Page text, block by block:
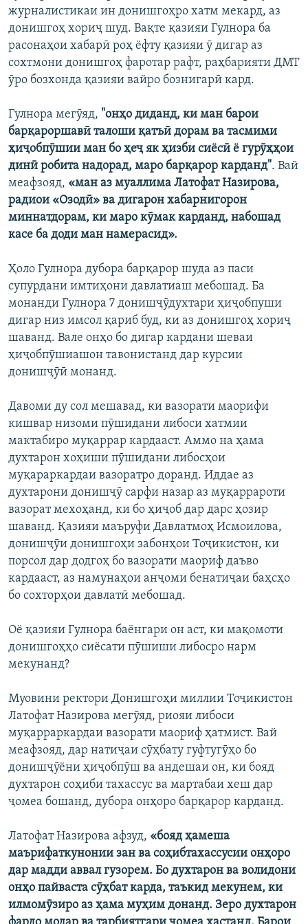
журналистикаи ин донишгоҳро хатм мекард, аз
донишгоҳ хориҷ шуд. Вақте қазияи Гулнора ба
расонаҳои хабарӣ роҳ ёфту қазияи ӯ дигар аз
сохтмони донишгоҳ фаротар рафт, раҳбарияти ДМТ
ӯро бозхонда қазияи вайро бознигарӣ кард.
Гулнора мегӯяд, "онҳо диданд, ки ман барои
барқароршавӣ талоши қатъӣ дорам ва тасмими
ҳиҷобпӯшии ман бо ҳеҷ як ҳизби сиёсӣ ё гурӯҳҳои
динӣ робита надорад, маро барқарор карданд". Вай
меафзояд, «ман аз муаллима Латофат Назирова,
радиои «Озодӣ» ва дигарон хабарнигорон
миннатдорам, ки маро кӯмак карданд, набошад
касе ба доди ман намерасид».
Ҳоло Гулнора дубора барқарор шуда аз паси
супурдани имтиҳони давлатиаш мебошад. Ба
монанди Гулнора 7 донишҷӯдухтари ҳиҷобпуши
дигар низ имсол қариб буд, ки аз донишгоҳ хориҷ
шаванд. Вале онҳо бо дигар кардани шеваи
ҳиҷобпӯшиашон тавонистанд дар курсии
донишҷӯӣ монанд.
Давоми ду сол мешавад, ки вазорати маорифи
кишвар низоми пӯшидани либоси хатмии
мактабиро муқаррар кардааст. Аммо на ҳама
духтарон хоҳиши пӯшидани либосҳои
муқараркардаи вазоратро доранд. Иддае аз
духтарони донишҷӯ сарфи назар аз муқаррароти
вазорат мехоҳанд, ки бо ҳиҷоб дар дарс ҳозир
шаванд. Қазияи маъруфи Давлатмоҳ Исмоилова,
донишҷӯи донишгоҳи забонҳои Тоҷикистон, ки
порсол дар додгоҳ бо вазорати маориф даъво
кардааст, аз намунаҳои анҷоми бенатиҷаи баҳсҳо
бо сохторҳои давлатӣ мебошад.
Оё қазияи Гулнора баёнгари он аст, ки мақомоти
донишгоҳҳо сиёсати пӯшиши либосро нарм
мекунанд?
Муовини ректори Донишгоҳи миллии Тоҷикистон
Латофат Назирова мегӯяд, риояи либоси
муқарраркардаи вазорати маориф ҳатмист. Вай
меафзояд, дар натиҷаи сӯҳбату гуфтугӯҳо бо
донишҷӯёни ҳиҷобпӯш ва андешаи он, ки бояд
духтарон соҳиби тахассус ва мартабаи хеш дар
ҷомеа бошанд, дубора онҳоро барқарор карданд.
Латофат Назирова афзуд, «бояд ҳамеша
маърифаткунонии зан ва соҳибтахассусии онҳоро
дар мадди аввал гузорем. Бо духтарон ва волидони
онҳо пайваста сӯҳбат карда, таъкид мекунем, ки
илмомӯзиро аз ҳама муҳим донанд. Зеро духтарон